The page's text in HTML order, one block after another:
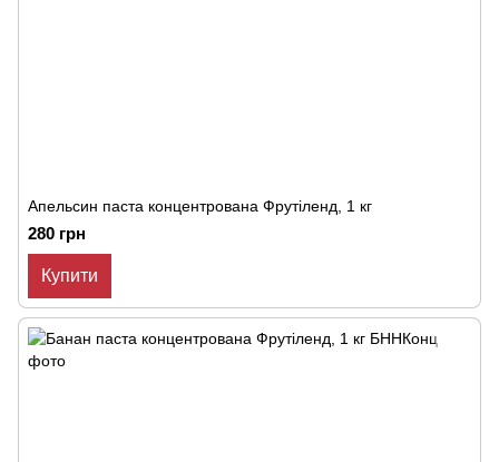
Апельсин паста концентрована Фрутіленд, 1 кг
280 грн
Купити